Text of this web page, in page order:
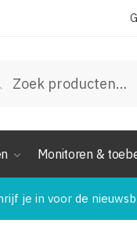
Monitoren &
je in voor de